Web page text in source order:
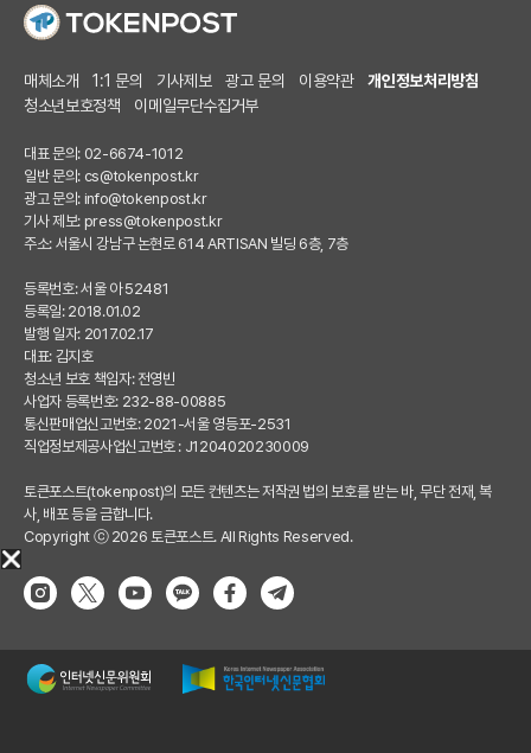
매체소개 1:1 문의 기사제보 광고 문의 이용약관
개인정보처리방침
청소년보호정책
이메일무단수집거부
대표 문의: 02-6674-1012
일반 문의: cs@tokenpost.kr
광고 문의: info@tokenpost.kr
기사 제보: press@tokenpost.kr
주소: 서울시 강남구 논현로 614 ARTISAN 빌딩 6층, 7층
등록번호: 서울 아 52481
등록일: 2018.01.02
발행 일자: 2017.02.17
대표: 김지호
청소년 보호 책임자: 전영빈
사업자 등록번호: 232-88-00885
통신판매업신고번호: 2021-서울 영등포-2531
직업정보제공사업신고번호 : J1204020230009
토큰포스트(tokenpost)의 모든 컨텐츠는 저작권 법의 보호를 받는 바, 무단 전재, 복
사, 배포 등을 금합니다.
Copyright ⓒ 2026 토큰포스트. All Rights Reserved.